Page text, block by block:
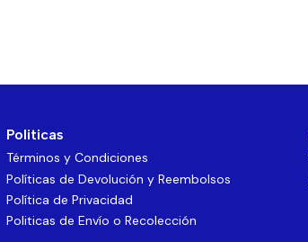
Politicas
Términos y Condiciones
Políticas de Devolución y Reembolsos
Política de Privacidad
Politicas de Envío o Recolección